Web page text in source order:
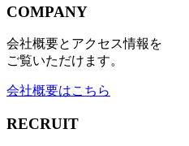
COMPANY
会社概要とアクセス情報を
ご覧いただけます。
会社概要はこちら
RECRUIT